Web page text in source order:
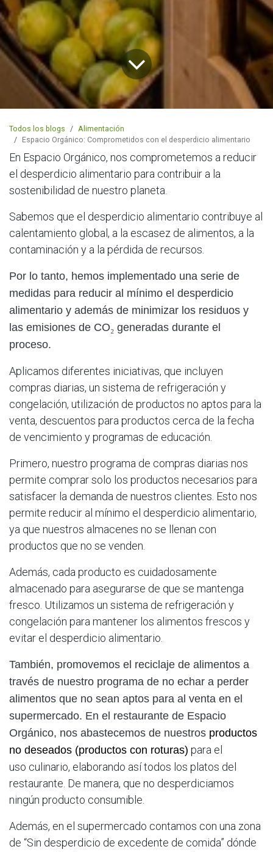
Todos los blogs
Alimentación
Espacio Orgánico: Comprometidos con el desperdicio alimentario
En Espacio Orgánico, nos comprometemos a reducir
el desperdicio alimentario para contribuir a la
sostenibilidad de nuestro planeta.
Sabemos que el desperdicio alimentario contribuye al
calentamiento global, a la escasez de alimentos, a la
contaminación y a la pérdida de recursos.
Por lo tanto, hemos implementado una serie de
medidas para reducir al mínimo el desperdicio
alimentario y además de minimizar los residuos y
las emisiones de CO₂ generadas durante el
proceso.
Aplicamos diferentes iniciativas, que incluyen
compras diarias, un sistema de refrigeración y
congelación, utilización de productos no aptos para la
venta, descuentos para productos cerca de la fecha
de vencimiento y programas de educación.
Primero, nuestro programa de compras diarias nos
permite comprarsolo los productos necesarios para
satisfacer la demanda de nuestros clientes. Esto nos
permite reducir al mínimo el desperdicio alimentario,
ya que nuestros almacenes no se llenan con
productos que no se venden.
Además, cada producto es cuidadosamente
almacenado para asegurarse de que se mantenga
fresco. Utilizamos un sistema de refrigeración y
congelación para mantener los alimentos frescos y
evitar el desperdicio alimentario.
También, promovemos el reciclaje de alimentos a
través de nuestro programa de no echar a perder
alimentos que no sean aptos para al venta en el
supermercado. En el restaurante de Espacio
Orgánico, nos abastecemos de nuestros productos
no deseados (productos con roturas) para el
uso culinario, elaborando así todos los platos del
restaurante. De manera, que no desperdiciamos
ningún producto consumible.
Además, en el supermercado contamos con una zona
de “Sin desperdicio de excedente de comida” dónde